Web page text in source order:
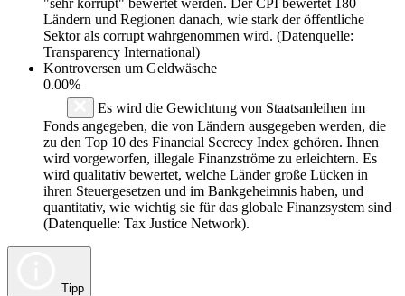
Ländern und Regionen danach, wie stark der öffentliche
Sektor als corrupt wahrgenommen wird. (Datenquelle:
Transparency International)
Kontroversen um Geldwäsche
0.00%
Es wird die Gewichtung von Staatsanleihen im
Fonds angegeben, die von Ländern ausgegeben werden, die
zu den Top 10 des Financial Secrecy Index gehören. Ihnen
wird vorgeworfen, illegale Finanzströme zu erleichtern. Es
wird qualitativ bewertet, welche Länder große Lücken in
ihren Steuergesetzen und im Bankgeheimnis haben, und
quantitativ, wie wichtig sie für das globale Finanzsystem sind
(Datenquelle: Tax Justice Network).
Tipp